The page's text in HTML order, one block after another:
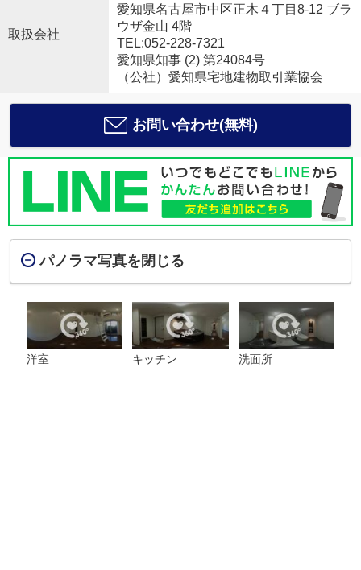
取扱会社
愛知県名古屋市中区正木４丁目8-12 ブラ
ウザ金山 4階
TEL:052-228-7321
愛知県知事 (2) 第24084号
（公社）愛知県宅地建物取引業協会
お問い合わせ(無料)
パノラマ写真を閉じる
洋室 キッチン 洗面所